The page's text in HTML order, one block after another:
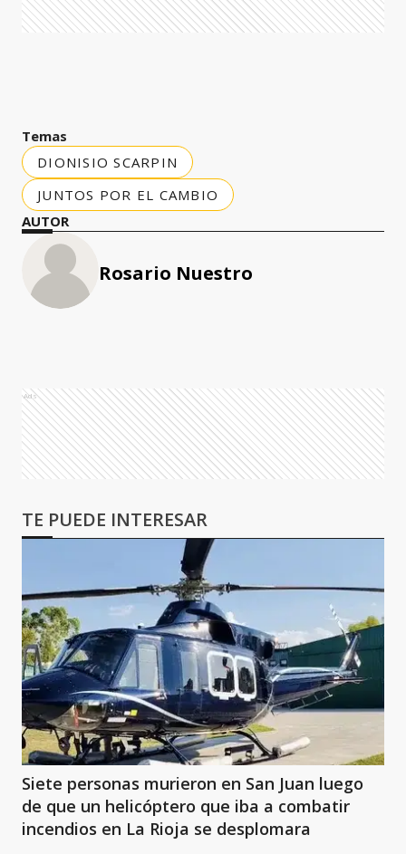
Temas
DIONISIO SCARPIN
JUNTOS POR EL CAMBIO
AUTOR
Rosario Nuestro
Ads
TE PUEDE INTERESAR
Siete personas murieron en San Juan luego
de que un helicóptero que iba a combatir
incendios en La Rioja se desplomara